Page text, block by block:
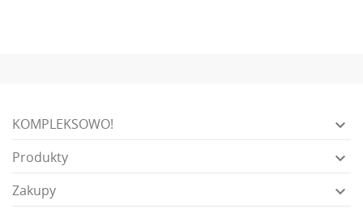
KOMPLEKSOWO! 
Produkty 
Zakupy 